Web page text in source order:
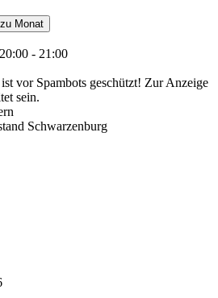
Monat
- 21:00
vor Spambots geschützt! Zur Anzeige
sein.
Schwarzenburg